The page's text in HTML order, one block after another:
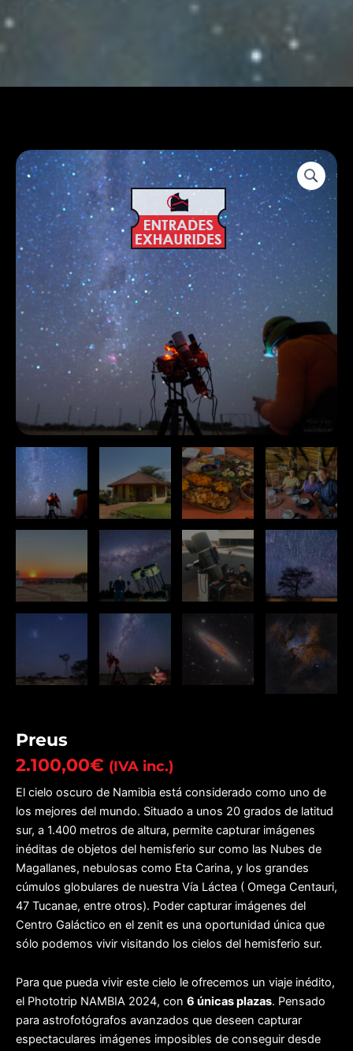
Preus
2.100,00€ (IVA inc.)
El cielo oscuro de Namibia está considerado como uno de
los mejores del mundo. Situado a unos 20 grados de latitud
sur, a 1.400 metros de altura, permite capturar imágenes
inéditas de objetos del hemisferio sur como las Nubes de
Magallanes, nebulosas como Eta Carina, y los grandes
cúmulos globulares de nuestra Vía Láctea ( Omega Centauri,
47 Tucanae, entre otros). Poder capturar imágenes del
Centro Galáctico en el zenit es una oportunidad única que
sólo podemos vivir visitando los cielos del hemisferio sur.
Para que pueda vivir este cielo le ofrecemos un viaje inédito,
el Phototrip NAMBIA 2024, con 6 únicas plazas. Pensado
para astrofotógrafos avanzados que deseen capturar
espectaculares imágenes imposibles de conseguir desde